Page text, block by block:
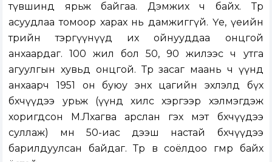
түвшинд ярьж байгаа. Дэмжих ч байх. Төр
асуудлаа томоор харах нь дамжиггүй. Үе, үеийн
төрийн тэргүүнүүд их ойнууддаа онцгой
анхаардаг. 100 жил бол 50, 90 жилээс ч утга
агуулгын хувьд онцгой. Төр засаг маань ч үүнд
анхаарч 1951 он буюу энх цагийн эхлэлд бүх
бөхчүүдээ урьж (үүнд хилс хэргээр хэлмэгдэж
хоригдсон М.Лхагва арслан гэх мэт бөхчүүдээ
суллаж) мөн 50-иас дээш настай бөхчүүдээ
барилдуулсан байдаг. Төр өв соёлдоо өгөөмөр байх